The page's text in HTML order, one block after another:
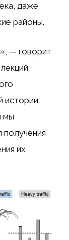
даже
районы.
— говорит
истории.
мы
получения
их